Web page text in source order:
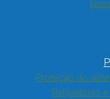
Proteção do
Religadores